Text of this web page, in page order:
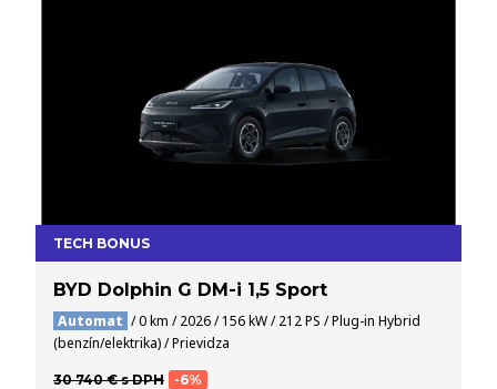
TECH BONUS
BYD Dolphin G DM-i 1,5 Sport
Automat / 0 km / 2026 / 156 kW / 212 PS / Plug-in Hybrid
(benzín/elektrika) / Prievidza
30 740 € s DPH -6%